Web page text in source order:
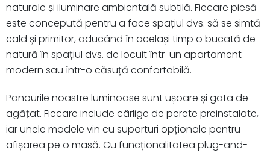
naturale și iluminare ambientală subtilă. Fiecare piesă
este concepută pentru a face spațiul dvs. să se simtă
cald și primitor, aducând în același timp o bucată de
natură în spațiul dvs. de locuit într-un apartament
modern sau într-o căsuță confortabilă.
Panourile noastre luminoase sunt ușoare și gata de
agățat. Fiecare include cârlige de perete preinstalate,
iar unele modele vin cu suporturi opționale pentru
afișarea pe o masă. Cu funcționalitatea plug-and-